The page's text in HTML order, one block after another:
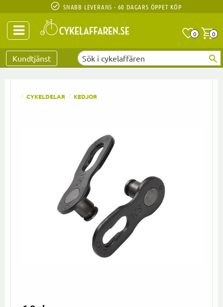
SNABB LEVERANS - 60 DAGARS ÖPPET KÖP
0 0
Kundtjänst
CYKELDELAR KEDJOR